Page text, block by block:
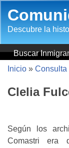
Descubre la
Buscar
Inicio » Consulta
Clelia
Según los
Comastri era